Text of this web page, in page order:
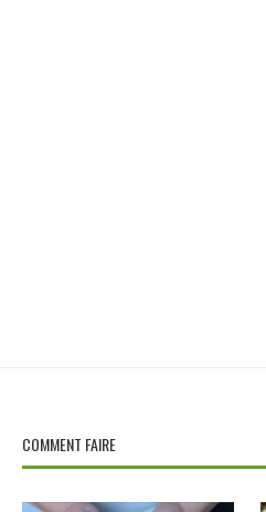
COMMENT FAIRE